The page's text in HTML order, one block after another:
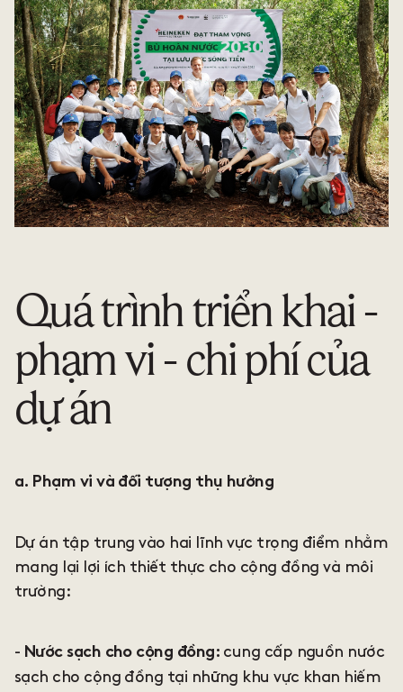
Quá trình triển khai -
phạm vi - chi phí của
dự án
a. Phạm vi và đối tượng thụ hưởng
Dự án tập trung vào hai lĩnh vực trọng điểm nhằm
mang lại lợi ích thiết thực cho cộng đồng và môi
trường:
- Nước sạch cho cộng đồng: cung cấp nguồn nước
sạch cho cộng đồng tại những khu vực khan hiếm